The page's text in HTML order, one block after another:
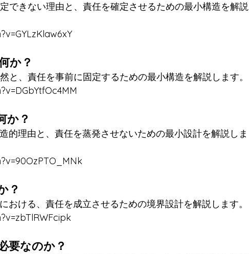
できない理由と、責任を確定させるための最小構造を解説
か？
と、責任を事前に固定するための最小構造を解説します。
か？
的理由と、責任を蒸発させないための最小設計を解説しま
？
おける、責任を成立させるための境界設計を解説します。
要なのか？